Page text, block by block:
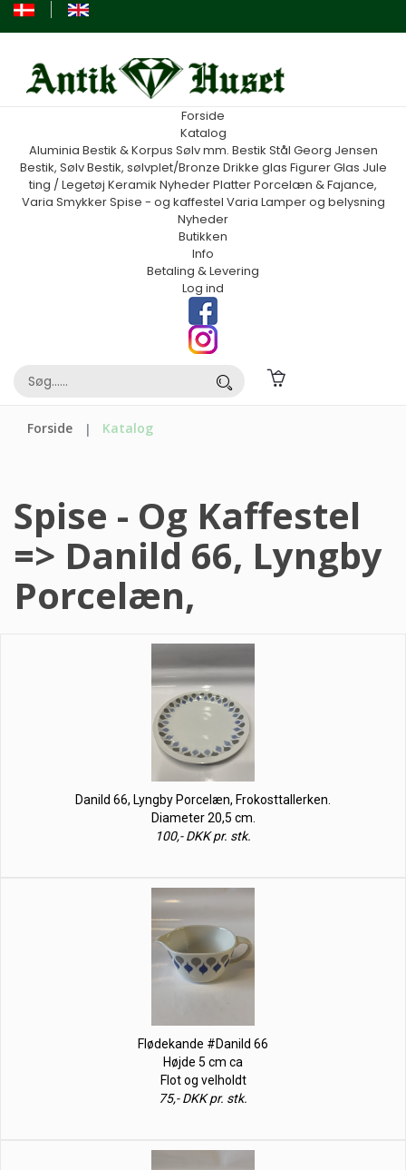
Forside
Katalog
Aluminia Bestik & Korpus Sølv mm. Bestik Stål Georg Jensen
Bestik, SølvBestik, sølvplet/Bronze Drikke glas FigurerGlas Jule
ting / Legetøj Keramik NyhederPlatterPorcelæn & Fajance,
Varia SmykkerSpise - og kaffestel Varia Lamper og belysning
Nyheder
Butikken
Info
Betaling & Levering
Log ind
Forside Katalog
Spise - Og Kaffestel
=> Danild 66, Lyngby
Porcelæn,
Danild 66, Lyngby Porcelæn, Frokosttallerken.
Diameter 20,5 cm.
100,- DKK pr. stk.
Flødekande #Danild 66
Højde 5 cm ca
Flot og velholdt
75,- DKK pr. stk.